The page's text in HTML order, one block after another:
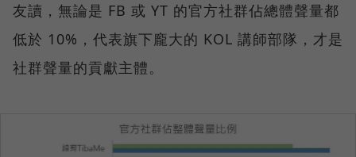
友讀，無論是 FB 或 YT 的官方社群佔總體聲量都
低於 10%，代表旗下龐大的 KOL 講師部隊，才是
社群聲量的貢獻主體。